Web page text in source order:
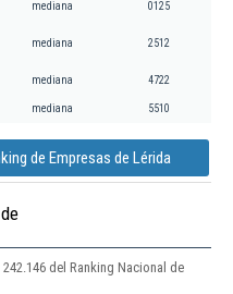
mediana 0125
mediana 2512
mediana 4722
mediana 5510
de Empresas de Lérida
del Ranking Nacional de